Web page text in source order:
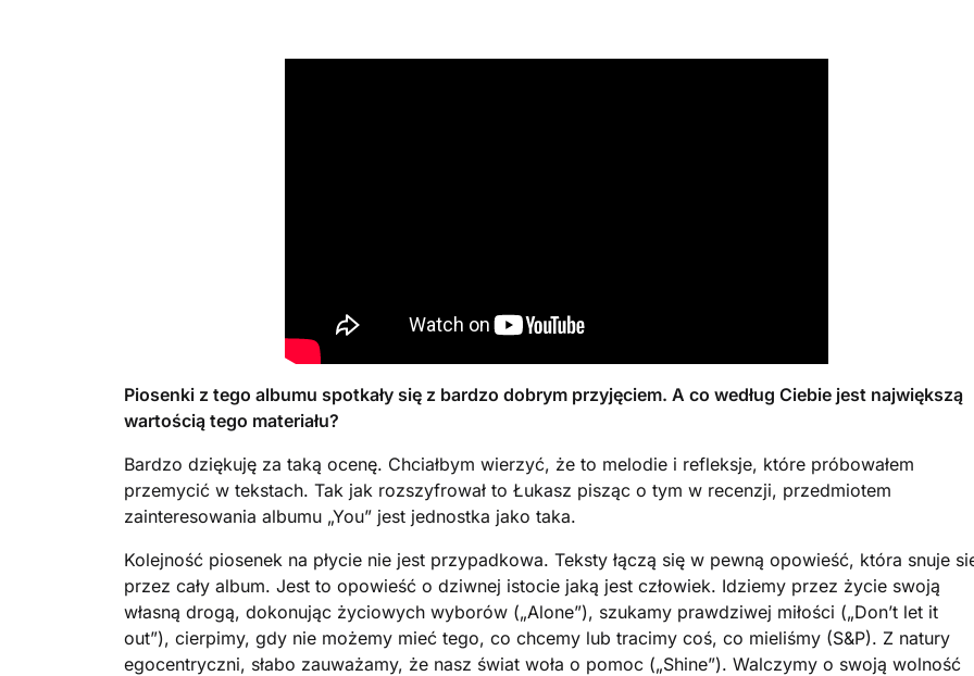
Piosenki z tego albumu spotkały się z bardzo dobrym przyjęciem. A co według Ciebie jest największą
wartością tego materiału?
Bardzo dziękuję za taką ocenę. Chciałbym wierzyć, że to melodie i refleksje, które próbowałem
przemycić w tekstach. Tak jak rozszyfrował to Łukasz pisząc o tym w recenzji, przedmiotem
zainteresowania albumu „You” jest jednostka jako taka.
Kolejność piosenek na płycie nie jest przypadkowa. Teksty łączą się w pewną opowieść, która snuje
przez cały album. Jest to opowieść o dziwnej istocie jaką jest człowiek. Idziemy przez życie swoją
własną drogą, dokonując życiowych wyborów („Alone”), szukamy prawdziwej miłości („Don’t let it
out”), cierpimy, gdy nie możemy mieć tego, co chcemy lub tracimy coś, co mieliśmy (S&P). Z natury
egocentryczni, słabo zauważamy, że nasz świat woła o pomoc („Shine”). Walczymy o swoją wolność